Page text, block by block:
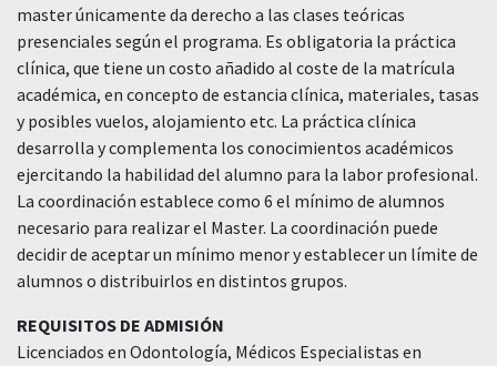
master únicamente da derecho a las clases teóricas
presenciales según el programa. Es obligatoria la práctica
clínica, que tiene un costo añadido al coste de la matrícula
académica, en concepto de estancia clínica, materiales, tasas
y posibles vuelos, alojamiento etc. La práctica clínica
desarrolla y complementa los conocimientos académicos
ejercitando la habilidad del alumno para la labor profesional.
La coordinación establece como 6 el mínimo de alumnos
necesario para realizar el Master. La coordinación puede
decidir de aceptar un mínimo menor y establecer un límite de
alumnos o distribuirlos en distintos grupos.
REQUISITOS DE ADMISIÓN
Licenciados en Odontología, Médicos Especialistas en